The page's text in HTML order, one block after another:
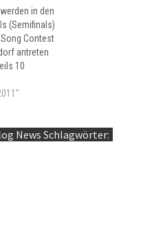
in den
(Semifinals)
Contest
antreten
10
Wir
vollständigen
Wer ist
News Schlagwörter: